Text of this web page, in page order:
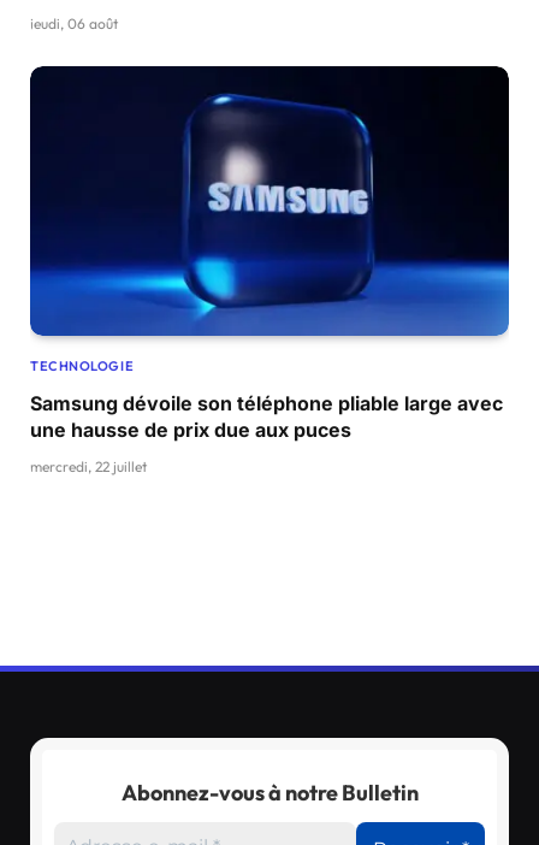
jeudi, 06 août
TECHNOLOGIE
Samsung dévoile son téléphone pliable large avec
une hausse de prix due aux puces
mercredi, 22 juillet
Abonnez-vous à notre Bulletin